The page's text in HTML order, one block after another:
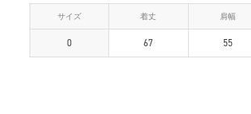
サイズ 着丈 肩幅
0 67 55